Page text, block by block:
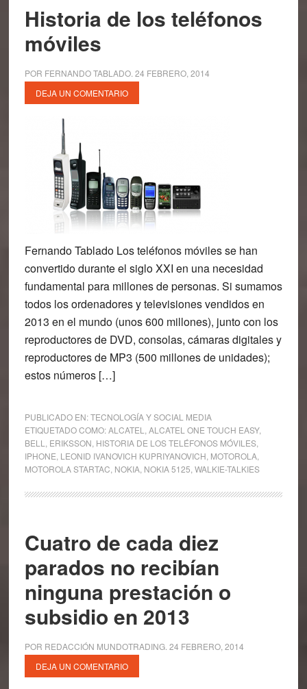
Historia de los teléfonos
móviles
POR FERNANDO TABLADO. 24 FEBRERO, 2014
DEJA UN COMENTARIO
Fernando Tablado Los teléfonos móviles se han
convertido durante el siglo XXI en una necesidad
fundamental para millones de personas. Si sumamos
todos los ordenadores y televisiones vendidos en
2013 en el mundo (unos 600 millones), junto con los
reproductores de DVD, consolas, cámaras digitales y
reproductores de MP3 (500 millones de unidades);
estos números […]
PUBLICADO EN:TECNOLOGÍA Y SOCIAL MEDIA
ETIQUETADO COMO:ALCATEL ALCATEL ONE TOUCH EASY,
BELL
ERIKSSON HISTORIA DE LOS TELÉFONOS MÓVILES,
IPHONE LEONID IVANOVICH KUPRIYANOVICH MOTOROLA,
MOTOROLA STARTAC NOKIA, NOKIA 5125 WALKIE-TALKIES
Cuatro de cada diez
parados no recibían
ninguna prestación o
subsidio en 2013
POR REDACCIÓN MUNDOTRADING. 24 FEBRERO, 2014
DEJA UN COMENTARIO